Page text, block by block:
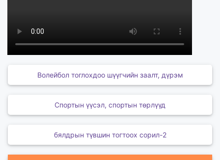
Волейбол тоглохдоо шүүгчийн заалт, дүрэм
Спортын үүсэл, спортын төрлүүд
бялдрын түвшин тогтоох сорил-2